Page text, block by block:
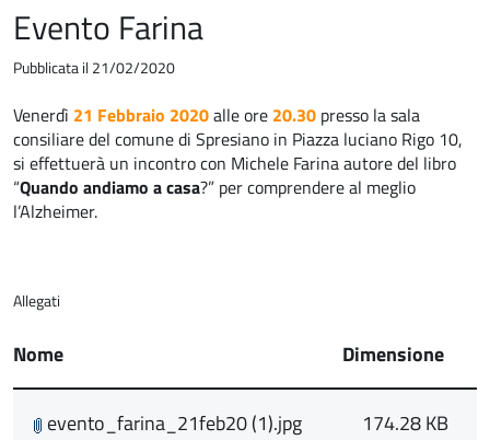
Evento Farina
Pubblicata il 21/02/2020
Venerdì 21 Febbraio 2020alle ore 20.30 presso la sala
consiliare del comune di Spresiano in Piazza luciano Rigo 10,
si effettuerà un incontro con Michele Farina autore del libro
“Quando andiamo a casa?” per comprendere al meglio
l’Alzheimer.
Allegati
Nome Dimensione
evento_farina_21feb20 (1).jpg 174.28 KB